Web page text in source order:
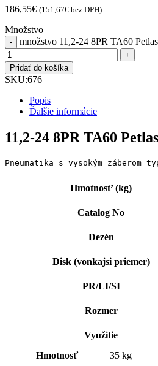
186,55€ (151,67€ bez DPH)
Množstvo
množstvo 11,2-24 8PR TA60
Pridať do košíka
SKU:676
Popis
Ďalšie informácie
11,2-24 8PR TA60
Pneumatika s vysokým záberom
Hmotnost’ (kg)
Catalog No
Dezén
Disk (vonkajsi priemer)
PR/LI/SI
Rozmer
Využitie
Hmotnosť
35 kg